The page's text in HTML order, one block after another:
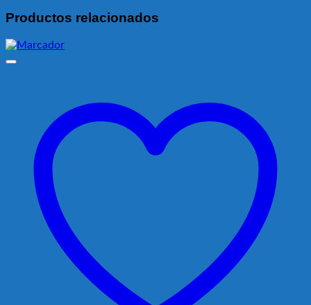
Productos relacionados